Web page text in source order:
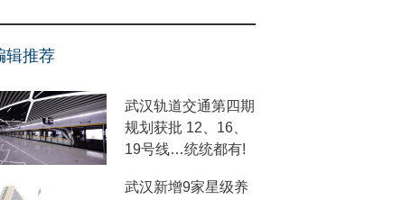
辑推荐
武汉轨道交通第四期
规划获批 12、16、
19号线…统统都有!
武汉新增9家星级养